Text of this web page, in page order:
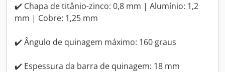
✔️ Chapa de titânio-zinco: 0,8 mm | Alumínio: 1,2
mm | Cobre: 1,25 mm
✔️ Ângulo de quinagem máximo: 160 graus
✔️ Espessura da barra de quinagem: 18 mm